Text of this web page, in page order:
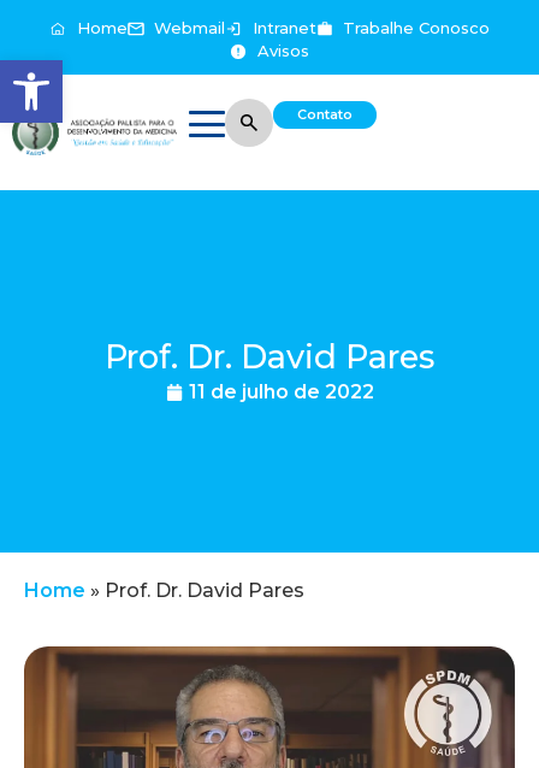
Abrir a barra de ferramentas
Home Webmail Intranet
Trabalhe Conosco
Avisos
Contato
Prof. Dr. David Pares
11 de julho de 2022
Home » Prof. Dr. David Pares